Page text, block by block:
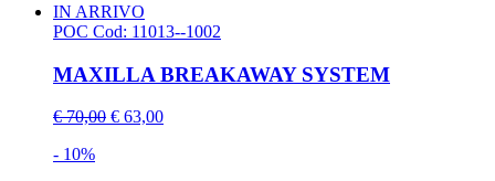
IN ARRIVO
POC Cod: 11013--1002
MAXILLA BREAKAWAY SYSTEM
€ 70,00 € 63,00
- 10%